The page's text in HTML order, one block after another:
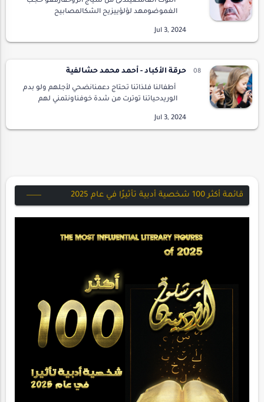
الغموضومهد لؤلؤييزيح الشكالمصابيح
الحبروتمضي الى نحبهاحين تصفق لها الشوارعفي
خطوط لا تنتهيكحش…
حرقة الأكباد - أحمد محمد حشالفية
أطفالنا فلذاتنا تحتاج دعمنانضحي لأجلهم ولو بدم
الوريدحياتنا توترت من شدة خوفناونتمني لهم
رفضنالسلوكهم ويطلبون منا المزيدنتذكر طفولتنا
مع شدة …
قائمة أكثر 100 شخصية أدبية تأثيرًا في عام 2025